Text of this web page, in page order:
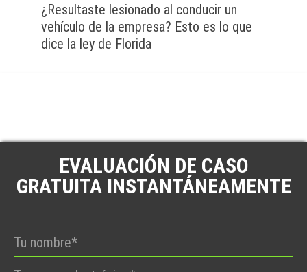
¿Resultaste lesionado al conducir un
vehículo de la empresa? Esto es lo que
dice la ley de Florida
EVALUACIÓN DE CASO
GRATUITA INSTANTÁNEAMENTE